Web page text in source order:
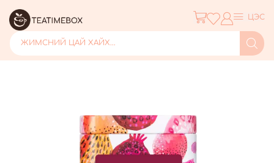
ЖИМСНИЙ ЦАЙ ХАЙХ...
ЦЭС